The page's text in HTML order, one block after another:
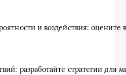
и воздействия: оцените
разработайте стратегии для